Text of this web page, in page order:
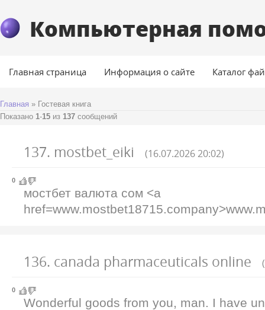
Компьютерная
Главная страница Информация о сайте Каталог
Главная » Гостевая книга
Показано 1-15 из 137 сообщений
137. mostbet_eiki (16.07.2026 20:02)
0
мостбет валюта сом <a
136. canada pharmaceuticals online
0
Wonderful goods from you, man. I have